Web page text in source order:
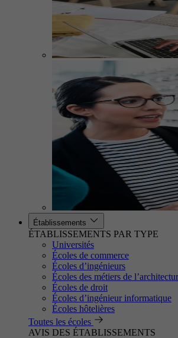
Établissements
ÉTABLISSEMENTS PAR TYPE
Universités
Écoles de commerce
Écoles d’ingénieurs
Écoles des métiers de
Écoles de droit
Écoles d’ingénieur informatique
Écoles hôtelières
Toutes les écoles
AVIS DES ÉTABLISSEMENTS